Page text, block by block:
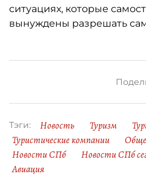
ситуациях, которые
вынуждены разрешать
Тэги: Новость Туризм
Туристические компании
Новости СПб
Новости СПб
Авиация